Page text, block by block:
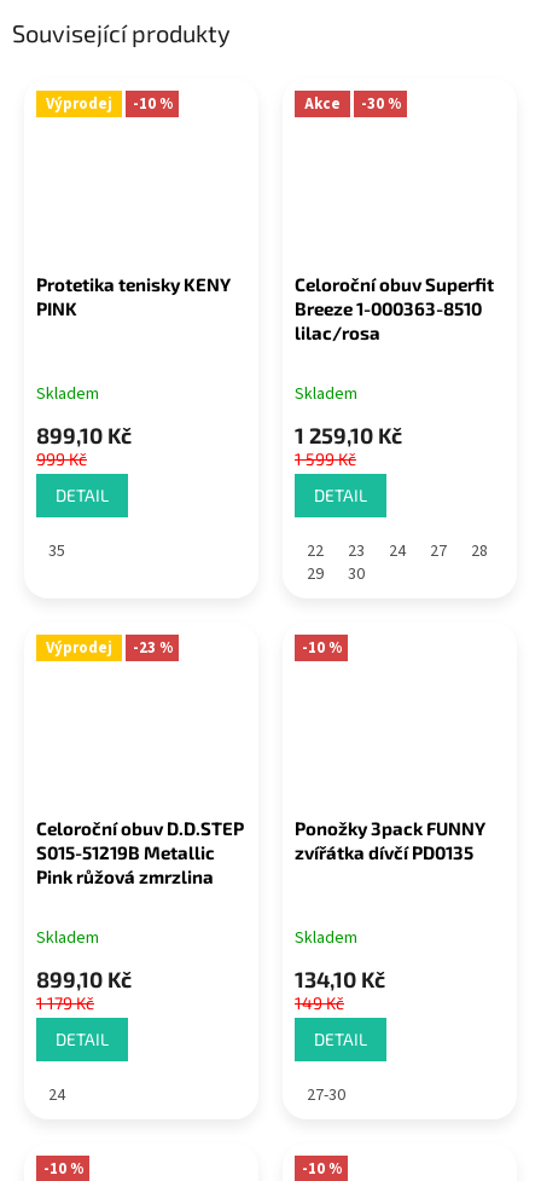
Související produkty
Výprodej -10 %
Protetika tenisky KENY
PINK
Skladem
899,10 Kč
999 Kč
DETAIL
35
Akce -30 %
Celoroční obuv Superfit
Breeze 1-000363-8510
lilac/rosa
Skladem
1 259,10 Kč
1 599 Kč
DETAIL
22 23 24 27
28
29
30
Výprodej -23 %
Celoroční obuv D.D.STEP
S015-51219B Metallic
Pink růžová zmrzlina
Skladem
899,10 Kč
1 179 Kč
DETAIL
24
-10 %
Ponožky 3pack FUNNY
zvířátka dívčí PD0135
Skladem
134,10 Kč
149 Kč
DETAIL
27-30
-10 % -10 %